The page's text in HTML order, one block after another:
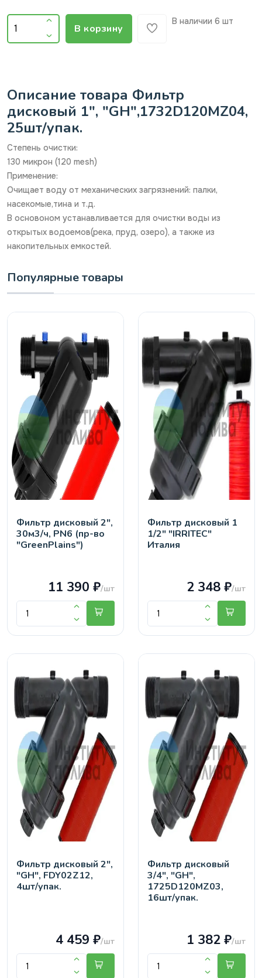
В корзину
В наличии 6 шт
Описание товара Фильтр
дисковый 1", "GH",1732D120MZ04,
25шт/упак.
Степень очистки:
130 микрон (120 mesh)
Применение:
Очищает воду от механических загрязнений: палки,
насекомые,тина и т.д.
В основоном устанавливается для очистки воды из
открытых водоемов(река, пруд, озеро), а также из
накопительных емкостей.
Популярные товары
Фильтр дисковый 2",
30м3/ч, PN6 (пр-во
"GreenPlains")
11 390 ₽/шт
Фильтр дисковый 1
1/2" "IRRITEC"
Италия
2 348 ₽/шт
Фильтр дисковый 2",
"GH", FDY02Z12,
4шт/упак.
4 459 ₽/шт
Фильтр дисковый
3/4", "GH",
1725D120MZ03,
16шт/упак.
1 382 ₽/шт